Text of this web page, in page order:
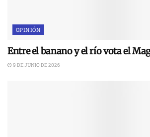
OPINIÓN
Entre el banano y el río vota el
9 DE JUNIO DE 2026